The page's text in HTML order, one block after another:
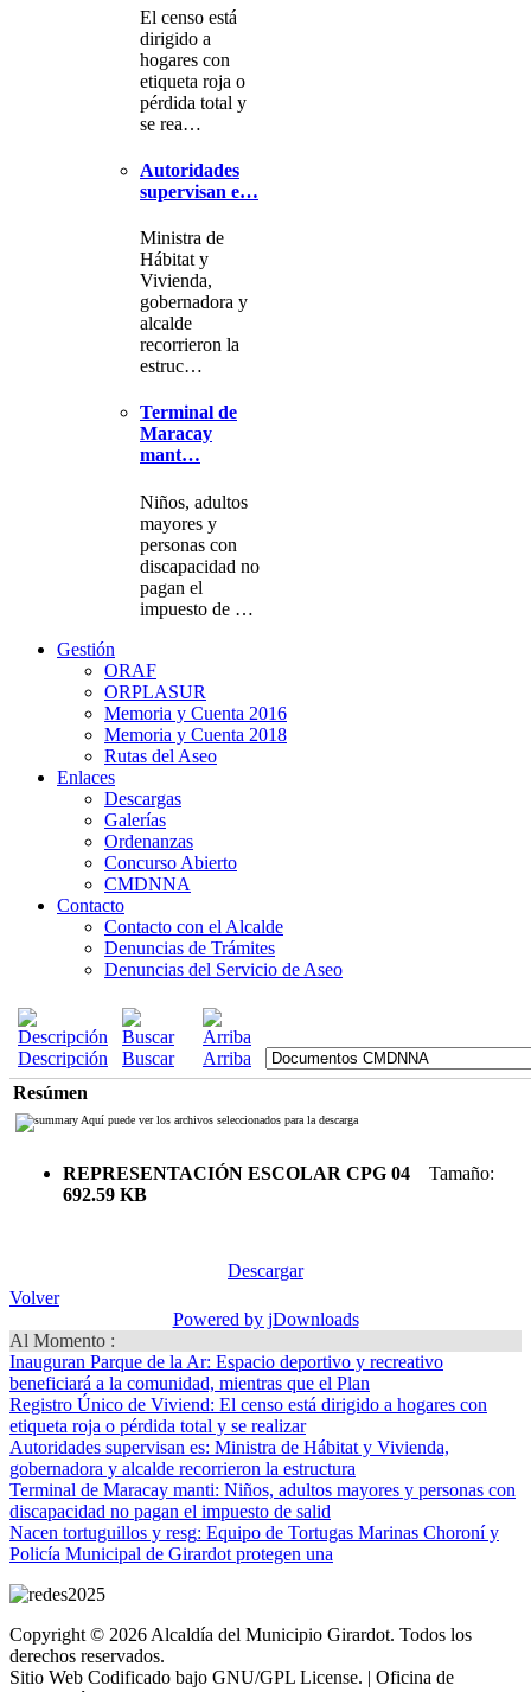
El censo está
dirigido a
hogares con
etiqueta roja o
pérdida total y
se rea…
Autoridades
supervisan e…
Ministra de
Hábitat y
Vivienda,
gobernadora y
alcalde
recorrieron la
estruc…
Terminal de
Maracay
mant…
Niños, adultos
mayores y
personas con
discapacidad no
pagan el
impuesto de …
Gestión
ORAF
ORPLASUR
Memoria y Cuenta 2016
Memoria y Cuenta 2018
Rutas del Aseo
Enlaces
Descargas
Galerías
Ordenanzas
Concurso Abierto
CMDNNA
Contacto
Contacto con el Alcalde
Denuncias de Trámites
Denuncias del Servicio de Aseo
Descripción Buscar
Arriba
Resúmen
Aquí puede ver los archivos seleccionados para la descarga
REPRESENTACIÓN ESCOLAR CPG 04 Tamaño:
692.59 KB
Descargar
Volver
Powered by jDownloads
Al Momento :
Inauguran Parque de la Ar: Espacio deportivo y recreativo
beneficiará a la comunidad, mientras que el Plan
Registro Único de Viviend: El censo está dirigido a hogares con
etiqueta roja o pérdida total y se realizar
Autoridades supervisan es: Ministra de Hábitat y Vivienda,
gobernadora y alcalde recorrieron la estructura
Terminal de Maracay manti: Niños, adultos mayores y personas con
discapacidad no pagan el impuesto de salid
Nacen tortuguillos y resg: Equipo de Tortugas Marinas Choroní y
Policía Municipal de Girardot protegen una
Copyright © 2026 Alcaldía del Municipio Girardot. Todos los
derechos reservados.
Sitio Web Codificado bajo GNU/GPL License. | Oficina de